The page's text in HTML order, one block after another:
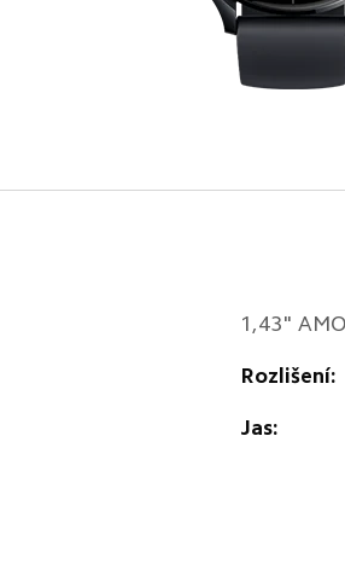
1,43"
Rozlišení:
Jas: